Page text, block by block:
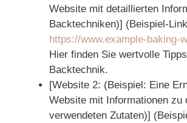
Website mit detaillierten
Backtechniken)] (Beispiel-
https://www.example-baking-
Hier finden Sie wertvolle
Backtechnik.
[Website 2: (Beispiel: Eine
Website mit Informationen zu
verwendeten Zutaten)]